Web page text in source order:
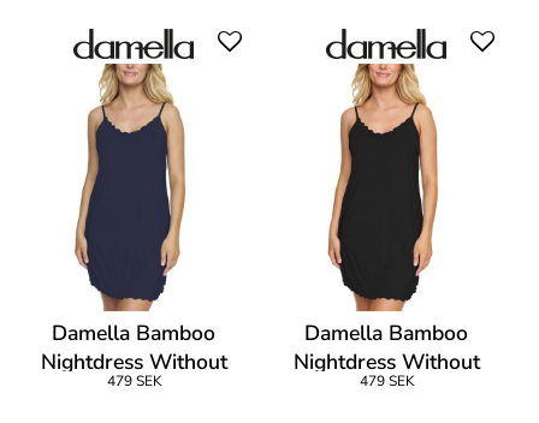
Damella Bamboo
Nightdress Without
Sleeves
479 SEK
Damella Bamboo
Nightdress Without
Sleeves
479 SEK